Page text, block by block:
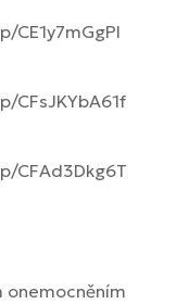
CE1y7mGgPl
CFsJKYbA61f
CFAd3Dkg6T
onemocněním